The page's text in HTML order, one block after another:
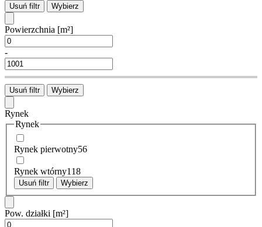
Usuń filtr Wybierz
Powierzchnia [m²]
-
Usuń filtr Wybierz
Rynek
Rynek
Rynek pierwotny56
Rynek wtórny118
Usuń filtr Wybierz
Pow. działki [m²]